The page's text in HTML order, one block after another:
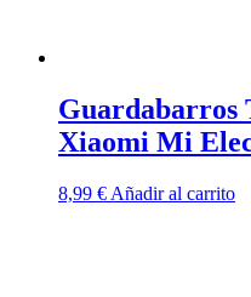
Guardabarros
Xiaomi Mi
8,99 € Añadir al carrito